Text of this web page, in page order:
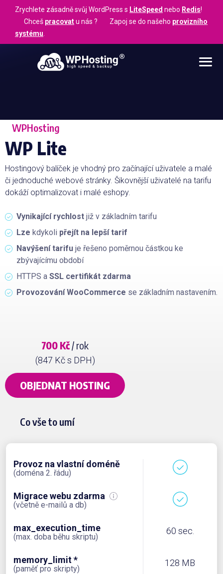
Zrychlete zásadně svůj WordPress s LiteSpeed nebo Redis!
Chceš pracovatu nás ? Zapoj se do našeho provizního
systému
WPHosting
WP Lite
Hostingový balíček je vhodný pro začínající uživatele a malé
či jednoduché webové stránky. Šikovnější uživatelé na tarifu
dokáží optimalizovat i malé eshopy.
Vynikající rychlost již v základním tarifu
Lze kdykoli přejít na lepší tarif
Navýšení tarifu je řešeno poměrnou částkou ke
zbývajícímu období
HTTPS a SSL certifikát zdarma
Provozování WooCommerce se základním nastavením.
700 Kč/ rok
(847 Kč s DPH)
OBJEDNAT HOSTING
Co vše to umí
Provoz na vlastní doméně
(doména 2. řádu)
Migrace webu zdarma
(včetně e-mailů a db)
max_execution_time
(max. doba běhu skriptu)
60 sec.
memory_limit *
(paměť pro skripty)
128 MB